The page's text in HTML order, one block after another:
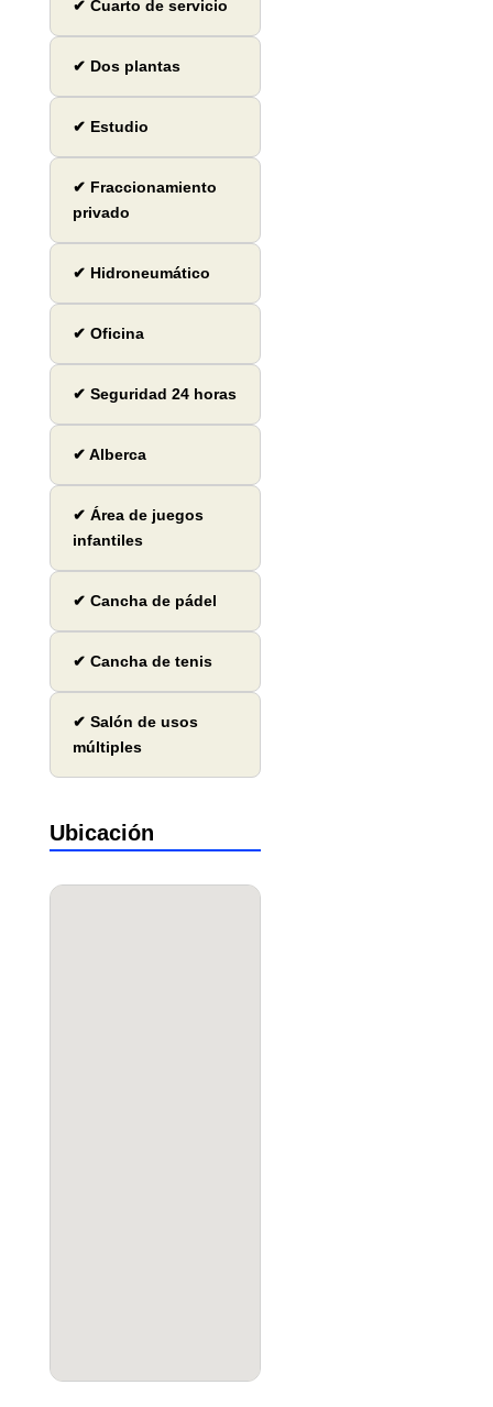
✔ Cuarto de servicio
✔ Dos plantas
✔ Estudio
✔ Fraccionamiento
privado
✔ Hidroneumático
✔ Oficina
✔ Seguridad 24 horas
✔ Alberca
✔ Área de juegos
infantiles
✔ Cancha de pádel
✔ Cancha de tenis
✔ Salón de usos
múltiples
Ubicación